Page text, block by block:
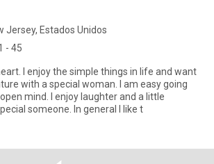
Jersey, Estados Unidos
- 45
I enjoy the simple things in life and want
with a special woman. I am easy going
mind. I enjoy laughter and a little
someone. In general I like t